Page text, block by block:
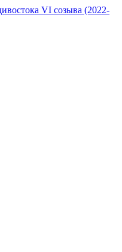
VI созыва (2022-